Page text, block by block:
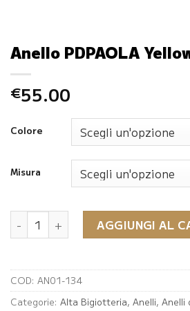
Anello PDPAOLA
€55.00
Colore
Misura
Anello PDPAOLA Yellow Bird
AGGIUNGI AL
COD: AN01-134
Categorie: Alta Bigiotteria, Anelli, Anelli